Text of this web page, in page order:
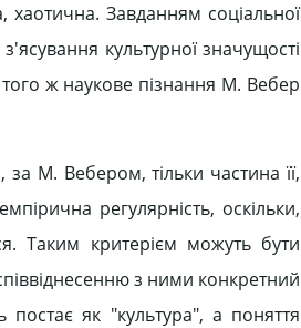
Завданням соціальної
культурної значущості
того ж наукове пізнання М. Вебер
за М. Вебером, тільки частина її,
регулярність, оскільки,
Таким критерієм можуть бути
співвіднесенню з ними конкретний
постає як "культура", а поняття